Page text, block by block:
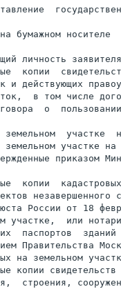
бумажном носителе
личность
копии
и действующих
в том числе
о
участке
участке на
приказом
копии
незавершенного
России от 18
участке,  или
паспортов
Правительства
на земельном
копии свидетельств
строения,